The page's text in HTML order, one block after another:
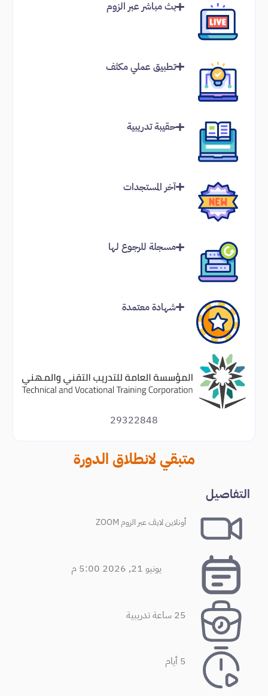
بث مباشر عبر الزوم
تطبيق عملي مكثف
حقيبة تدريبية
آخر المستجدات
مسجلة للرجوع لها
شهادة معتمدة
29322848
متبقي لانطلاق الدورة
التفاصيل
أونلاين لايڤ عبر الزوم ZOOM
يونيو 21, 2026 5:00 م
25 ساعة تدريبية
5 أيام